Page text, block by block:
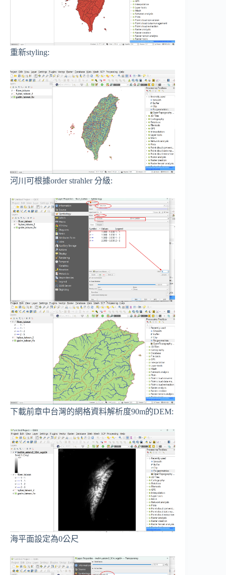
重新styling:
河川可根據order strahler 分級:
下載前章中台灣的網格資料解析度90m的DEM:
海平面設定為0公尺